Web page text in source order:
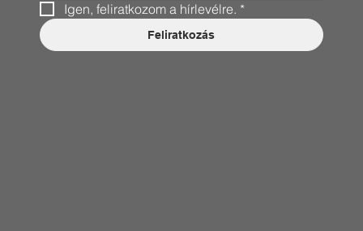
Igen, feliratkozom a hírlevélre. *
Feliratkozás